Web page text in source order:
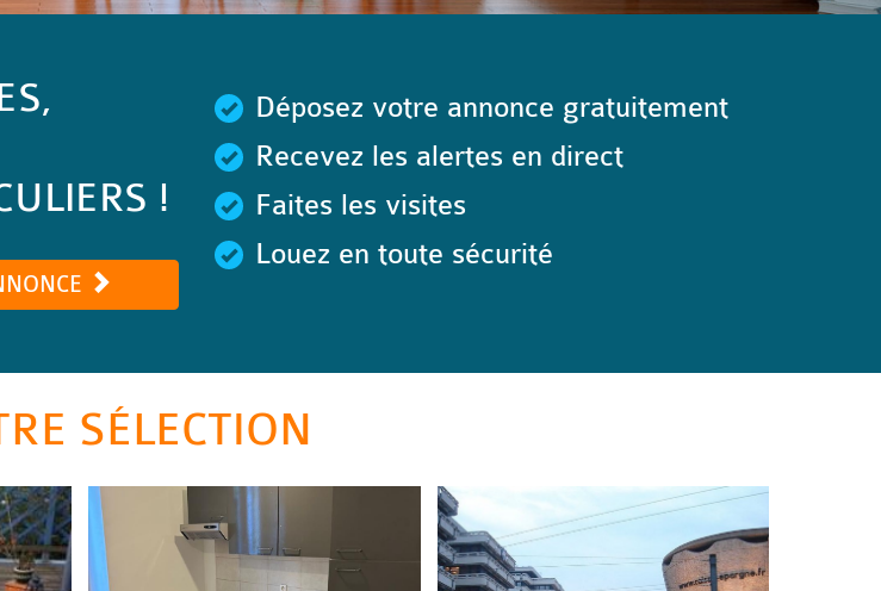
!
Déposez votre annonce gratuitement
Recevez les alertes en direct
Faites les visites
Louez en toute sécurité
SÉLECTION